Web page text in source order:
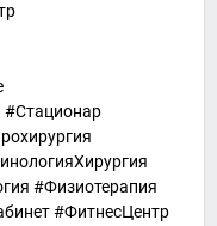
#Стационар
#Физиотерапия
#ФитнесЦентр